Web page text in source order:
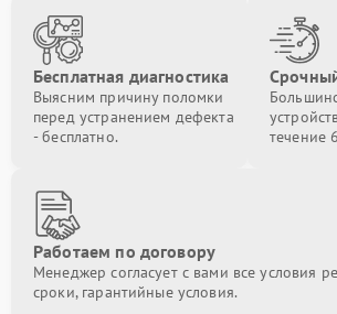
Бесплатная диагностика
Выясним причину поломки
перед устранением дефекта
- бесплатно.
течение
Работаем по договору
Менеджер согласует с вами все условия
сроки, гарантийные условия.